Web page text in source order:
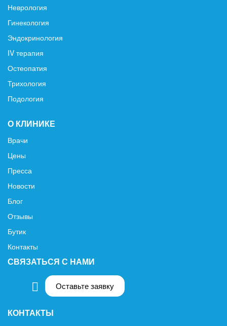
Неврология
Гинекология
Эндокринология
IV терапия
Остеопатия
Трихология
Подология
О КЛИНИКЕ
Врачи
Цены
Пресса
Новости
Блог
Отзывы
Бутик
Контакты
СВЯЗАТЬСЯ С НАМИ
Оставьте заявку
КОНТАКТЫ